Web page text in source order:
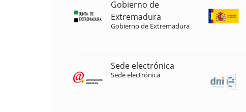
Gobierno de
Extremadura
Gobierno de Extremadura
Sede electrónica
Sede electrónica